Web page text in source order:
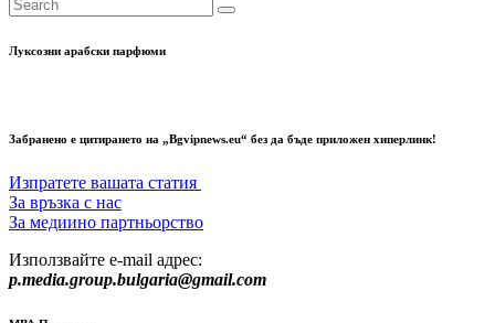
Луксозни арабски парфюми
Забранено е цитирането на „Bgvipnews.eu“ без да бъде приложен хиперлинк!
Изпратете вашата статия
За връзка с нас
За медиино партньорство
Използвайте e-mail адрес:
p.media.group.bulgaria@gmail.com